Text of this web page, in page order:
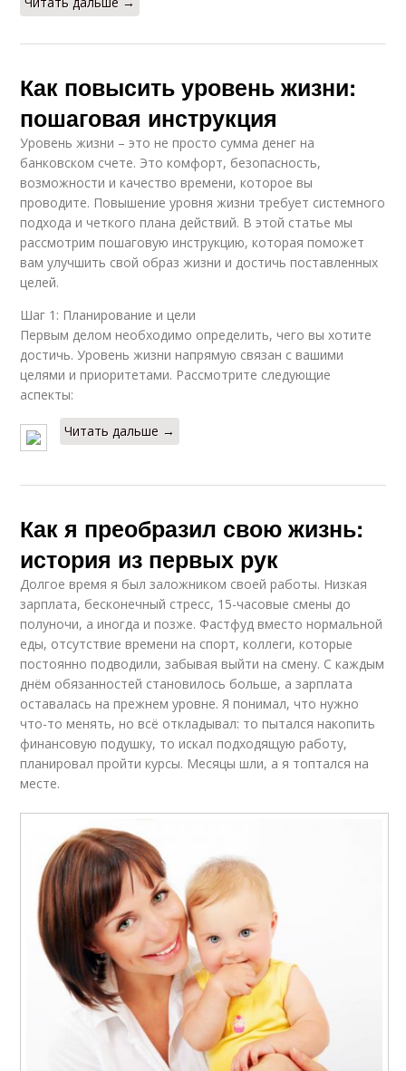
Как повысить уровень жизни:
пошаговая инструкция
Уровень жизни – это не просто сумма денег на
банковском счете. Это комфорт, безопасность,
возможности и качество времени, которое вы
проводите. Повышение уровня жизни требует системного
подхода и четкого плана действий. В этой статье мы
рассмотрим пошаговую инструкцию, которая поможет
вам улучшить свой образ жизни и достичь поставленных
целей.
Шаг 1: Планирование и цели
Первым делом необходимо определить, чего вы хотите
достичь. Уровень жизни напрямую связан с вашими
целями и приоритетами. Рассмотрите следующие
аспекты:
Читать дальше →
Как я преобразил свою жизнь:
история из первых рук
Долгое время я был заложником своей работы. Низкая
зарплата, бесконечный стресс, 15-часовые смены до
полуночи, а иногда и позже. Фастфуд вместо нормальной
еды, отсутствие времени на спорт, коллеги, которые
постоянно подводили, забывая выйти на смену. С каждым
днём обязанностей становилось больше, а зарплата
оставалась на прежнем уровне. Я понимал, что нужно
что-то менять, но всё откладывал: то пытался накопить
финансовую подушку, то искал подходящую работу,
планировал пройти курсы. Месяцы шли, а я топтался на
месте.